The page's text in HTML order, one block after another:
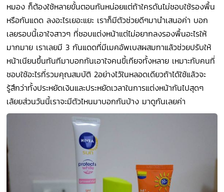
หมอง ก็ต้องใช้หลายขั้นตอนกันหน่อยแต่ถ้าใครดันไม่ชอบใช้รองพื้น
หรือกันแดด ลงอะไรเยอะแยะ เราก็มีตัวช่วยดีๆมานำเสนอค่า บอก
เลยรอบนี้เอาใจสาวๆ ที่ชอบแต่งหน้าแต่ไม่อยากลงรองพื้นอะไรให้
มากมาย เราเลยมี 3 กันแดดที่มีเมคอัพเบสผสมทาแล้วช่วยปรับให้
หน้าเนียนขึ้นทันทีมาบอกกันเอาใจคนขี้เกียจทั้งหลาย เหมาะกับคนที่
ชอบใช้อะไรที่รวมคุณสมบัติ 2อย่างไว้ในหลอดเดียวถ้าได้ใช้แล้วจะ
รู้สึกว่าทั้งประหยัดเงินและประหยัดเวลาในการแต่งหน้ากันไปสุดๆ
เล้ยยส่วนวันนี้เราจะมีตัวไหนมาบอกกันบ้าง มาดูกันเลยค่า